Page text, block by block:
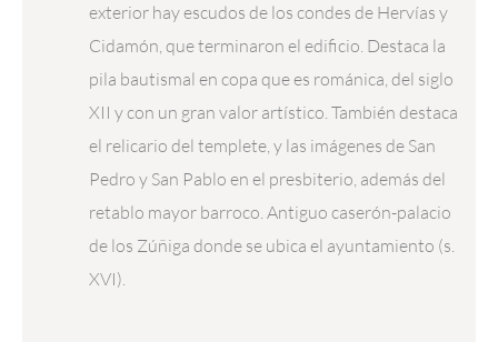
exterior hay escudos de los condes de Hervías y
Cidamón, que terminaron el edificio. Destaca la
pila bautismal en copa que es románica, del siglo
XII y con un gran valor artístico. También destaca
el relicario del templete, y las imágenes de San
Pedro y San Pablo en el presbiterio, además del
retablo mayor barroco. Antiguo caserón-palacio
de los Zúñiga donde se ubica el ayuntamiento (s.
XVI).